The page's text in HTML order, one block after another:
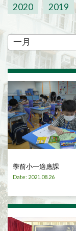
2020
2019
學前小一適應課
Date: 2021.08.26